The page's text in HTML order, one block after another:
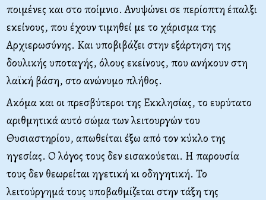
ποιμένες και στο ποίμνιο. Ανυψώνει σε περίοπτη έπαλξι
εκείνους, που έχουν τιμηθεί με το χάρισμα της
Αρχιερωσύνης. Και υποβιβάζει στην εξάρτηση της
δουλικής υποταγής, όλους εκείνους, που ανήκουν στη
λαϊκή βάση, στο ανώνυμο πλήθος.
Ακόμα και οι πρεσβύτεροι της Εκκλησίας, το ευρύτατο
αριθμητικά αυτό σώμα των λειτουργών του
Θυσιαστηρίου, απωθείται έξω από τον κύκλο της
ηγεσίας. Ο λόγος τους δεν εισακούεται. Η παρουσία
τους δεν θεωρείται ηγετική κι οδηγητική. Το
λειτούργημά τους υποβαθμίζεται στην τάξη της